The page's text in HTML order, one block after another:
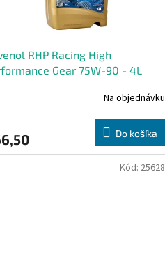
RHP Racing High
Gear 75W-90 - 4L
Na objednávku
Do košíka
Kód: 25628